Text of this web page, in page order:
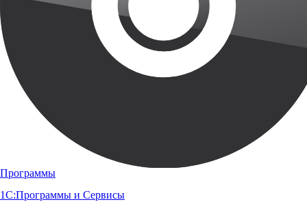
Программы
1С:Программы и Сервисы